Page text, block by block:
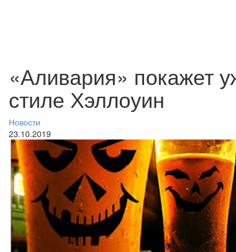
«Аливария» покажет
стиле Хэллоуин
Новости
23.10.2019